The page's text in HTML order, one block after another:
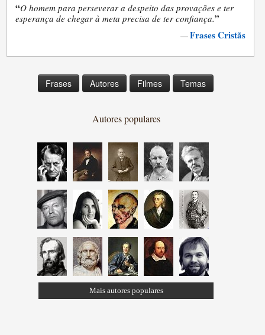
“O homem para perseverar a despeito das provações e ter
esperança de chegar à meta precisa de ter confiança.”
—Frases Cristãs
Frases Autores Filmes Temas
Autores populares
Mais autores populares